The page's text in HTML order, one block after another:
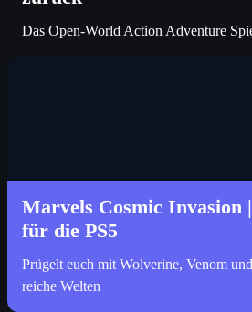
Das Open-World Action Adventure
Marvels Cosmic Invasion
für die PS5
Prügelt euch mit Wolverine, Venom
reiche Welten